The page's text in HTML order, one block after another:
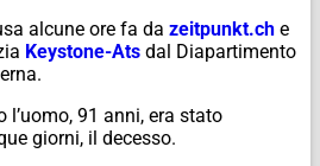
alcune ore fa da zeitpunkt.ch e
Keystone-Ats dal Diapartimento
91 anni, era stato
giorni, il decesso.